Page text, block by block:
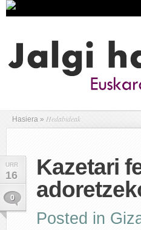
Hasiera » Hedabideak
URR
16
0
Kazetari
Posted in